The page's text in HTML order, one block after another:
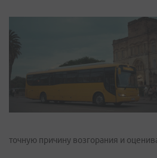
точную причину возгорания и